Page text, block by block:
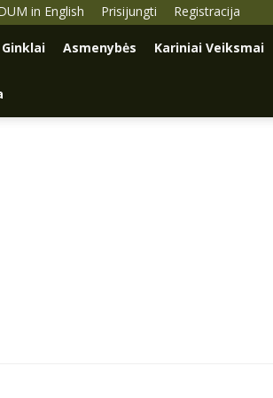
in English Prisijungti Registracija
Asmenybės Kariniai Veiksmai